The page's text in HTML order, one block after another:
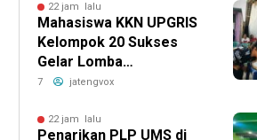
22 jam lalu
Mahasiswa KKN UPGRIS
Kelompok 20 Sukses
Gelar Lomba
Kemerdekaan Penuh
Ambarawa
7 jatengvox
22 jam lalu
Penarikan PLP UMS di